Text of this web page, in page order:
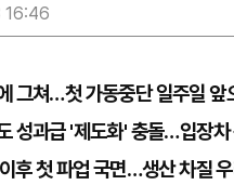
16:46
그쳐…첫 가동중단 일주일 앞
성과급 '제도화' 충돌…입장차
후 첫 파업 국면…생산 차질